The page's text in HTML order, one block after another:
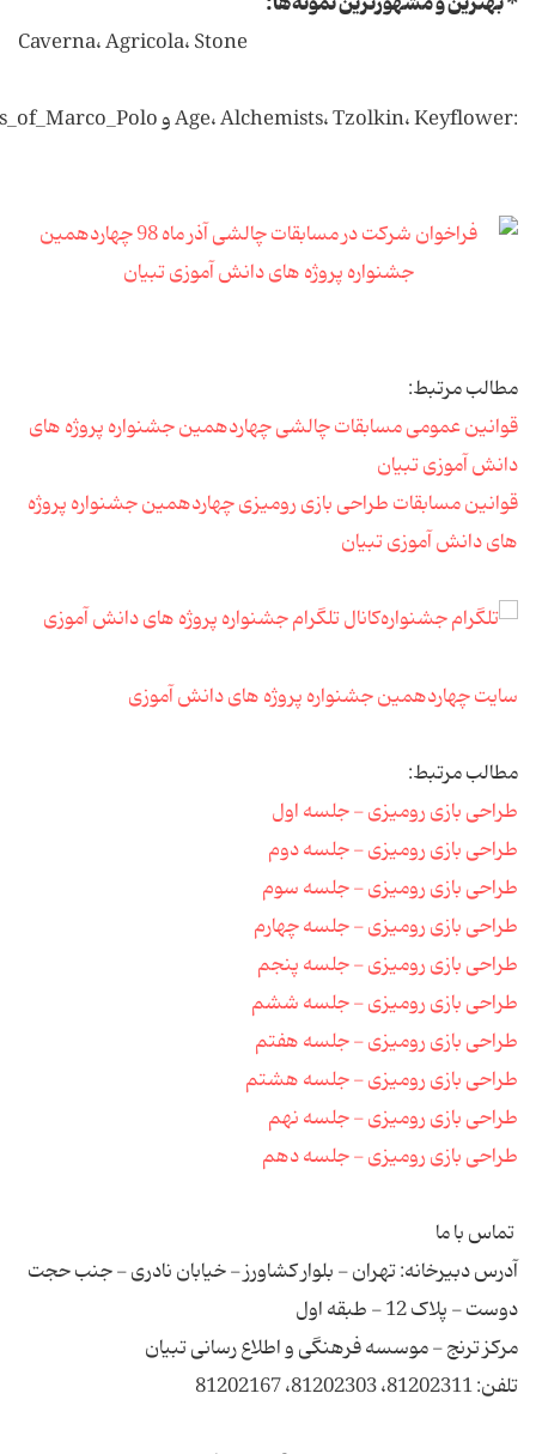
:Age، Alchemists، Tzolkin، Keyflower و The_Voyages_of_Marco_Polo
مطالب مرتبط:
قوانین عمومی مسابقات چالشی چهاردهمین جشنواره پروژه های
دانش آموزی تبیان
قوانین مسابقات طراحی بازی رومیزی چهاردهمین جشنواره پروژه
های دانش آموزی تبیان
کانال تلگرام جشنواره پروژه های دانش آموزی
سایت چهاردهمین جشنواره پروژه های دانش آموزی
مطالب مرتبط:
طراحی بازی رومیزی - جلسه اول
طراحی بازی رومیزی - جلسه دوم
طراحی بازی رومیزی - جلسه سوم
طراحی بازی رومیزی - جلسه چهارم
طراحی بازی رومیزی - جلسه پنجم
طراحی بازی رومیزی - جلسه ششم
طراحی بازی رومیزی - جلسه هفتم
طراحی بازی رومیزی - جلسه هشتم
طراحی بازی رومیزی - جلسه نهم
طراحی بازی رومیزی - جلسه دهم
تماس با ما
آدرس دبیرخانه: تهران - بلوار کشاورز - خیابان نادری - جنب حجت
دوست - پلاک 12 - طبقه اول
مرکز ترنج - موسسه فرهنگی و اطلاع رسانی تبیان
تلفن: 81202311، 81202303، 81202167